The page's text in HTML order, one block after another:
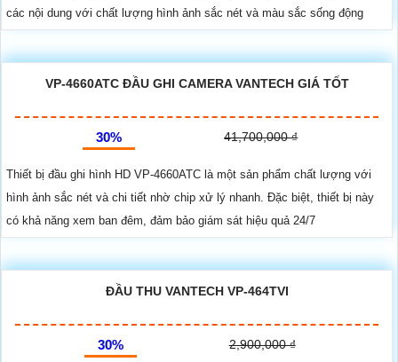
các nội dung với chất lượng hình ảnh sắc nét và màu sắc sống động
VP-4660ATC ĐẦU GHI CAMERA VANTECH GIÁ TỐT
30% 41,700,000 ₫
Thiết bị đầu ghi hình HD VP-4660ATC là một sản phẩm chất lượng với
hình ảnh sắc nét và chi tiết nhờ chip xử lý nhanh. Đặc biệt, thiết bị này
có khả năng xem ban đêm, đảm bảo giám sát hiệu quả 24/7
ĐẦU THU VANTECH VP-464TVI
30% 2,900,000 ₫